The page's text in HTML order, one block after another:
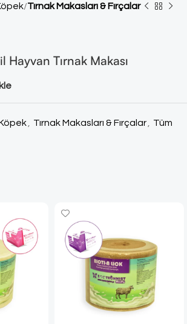
Tırnak Makasları & Fırçalar
Hayvan Tırnak Makası
Tırnak Makasları & Fırçalar
Tüm